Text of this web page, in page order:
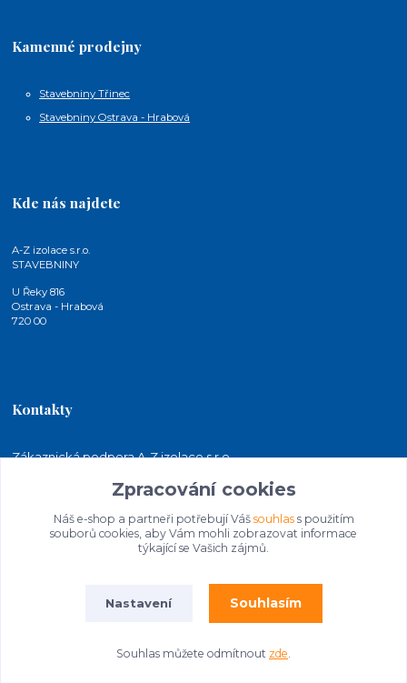
Kamenné prodejny
Stavebniny Třinec
Stavebniny Ostrava - Hrabová
Kde nás najdete
A-Z izolace s.r.o.
STAVEBNINY
U Řeky 816
Ostrava - Hrabová
720 00
Kontakty
Zákaznická podpora A-Z izolace s.r.o.
jakubkaleta@azizolace.cz
Zpracování cookies
Náš e-shop a partneři potřebují Váš souhlass použitím
souborů cookies, aby Vám mohli zobrazovat informace
týkající se Vašich zájmů.
Nastavení Souhlasím
Souhlas můžete odmítnout zde